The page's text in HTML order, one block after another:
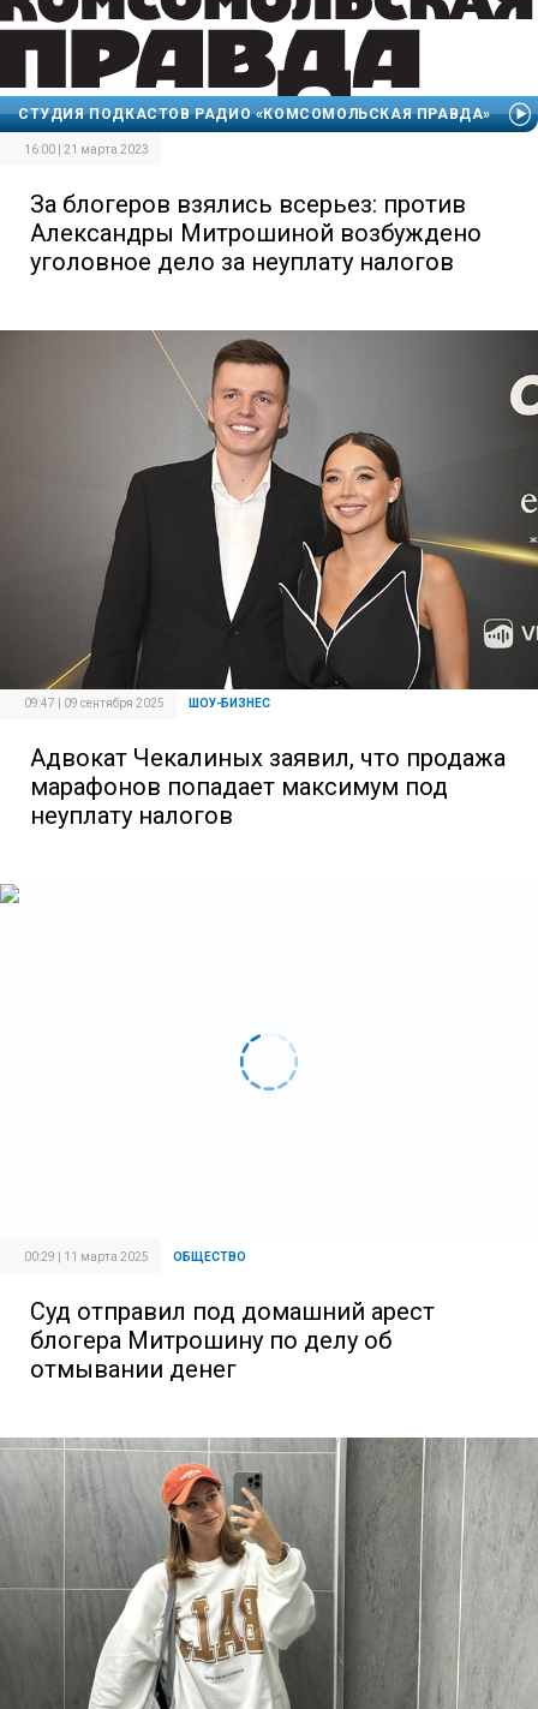
СТУДИЯ ПОДКАСТОВ РАДИО «КОМСОМОЛЬСКАЯ ПРАВДА»
16:00 | 21 марта 2023
За блогеров взялись всерьез: против
Александры Митрошиной возбуждено
уголовное дело за неуплату налогов
09:47 | 09 сентября 2025 ШОУ-БИЗНЕС
Адвокат Чекалиных заявил, что продажа
марафонов попадает максимум под
неуплату налогов
00:29 | 11 марта 2025 ОБЩЕСТВО
Суд отправил под домашний арест
блогера Митрошину по делу об
отмывании денег